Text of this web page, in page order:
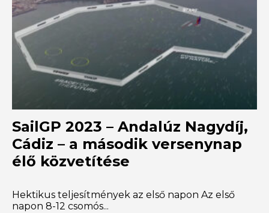
SailGP 2023 – Andalúz Nagydíj,
Cádiz – a második versenynap
élő közvetítése
Hektikus teljesítmények az első napon Az első
napon 8-12 csomós...